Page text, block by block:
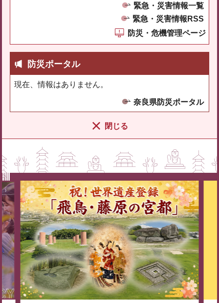
緊急・災害情報一覧
緊急・災害情報RSS
防災・危機管理ページ
防災ポータル
現在、情報はありません。
奈良県防災ポータル
閉じる